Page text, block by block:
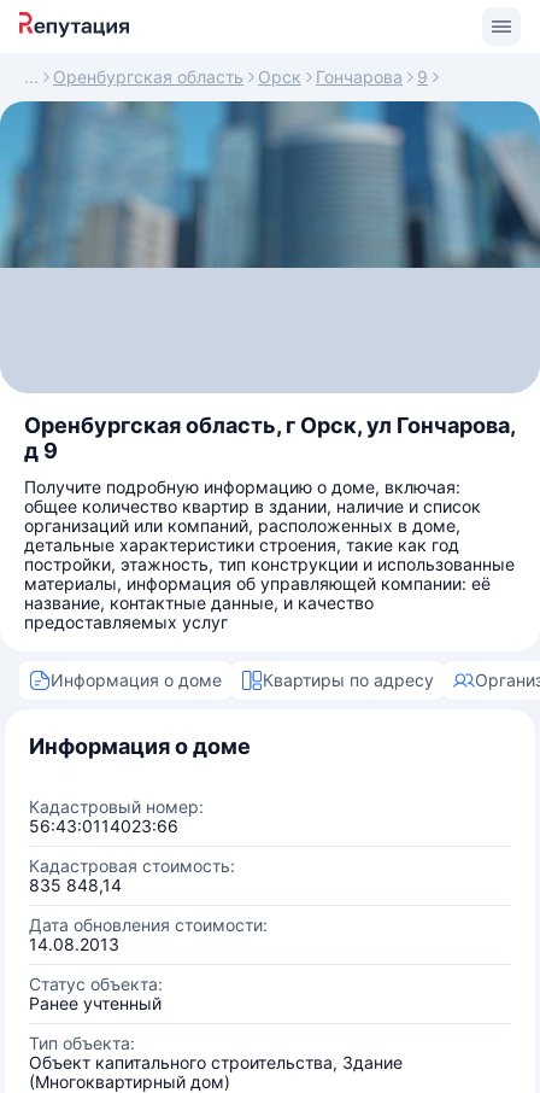
Оренбургская область Орск Гончарова 9
Оренбургская область, г Орск, ул Гончарова,
д 9
Получите подробную информацию о доме, включая:
общее количество квартир в здании, наличие и список
организаций или компаний, расположенных в доме,
детальные характеристики строения, такие как год
постройки, этажность, тип конструкции и использованные
материалы, информация об управляющей компании: её
название, контактные данные, и качество
предоставляемых услуг
Информация о доме Квартиры по адресу
Информация о доме
Кадастровый номер:
56:43:0114023:66
Кадастровая стоимость:
835 848,14
Дата обновления стоимости:
14.08.2013
Статус объекта:
Ранее учтенный
Тип объекта:
Объект капитального строительства, Здание
(Многоквартирный дом)